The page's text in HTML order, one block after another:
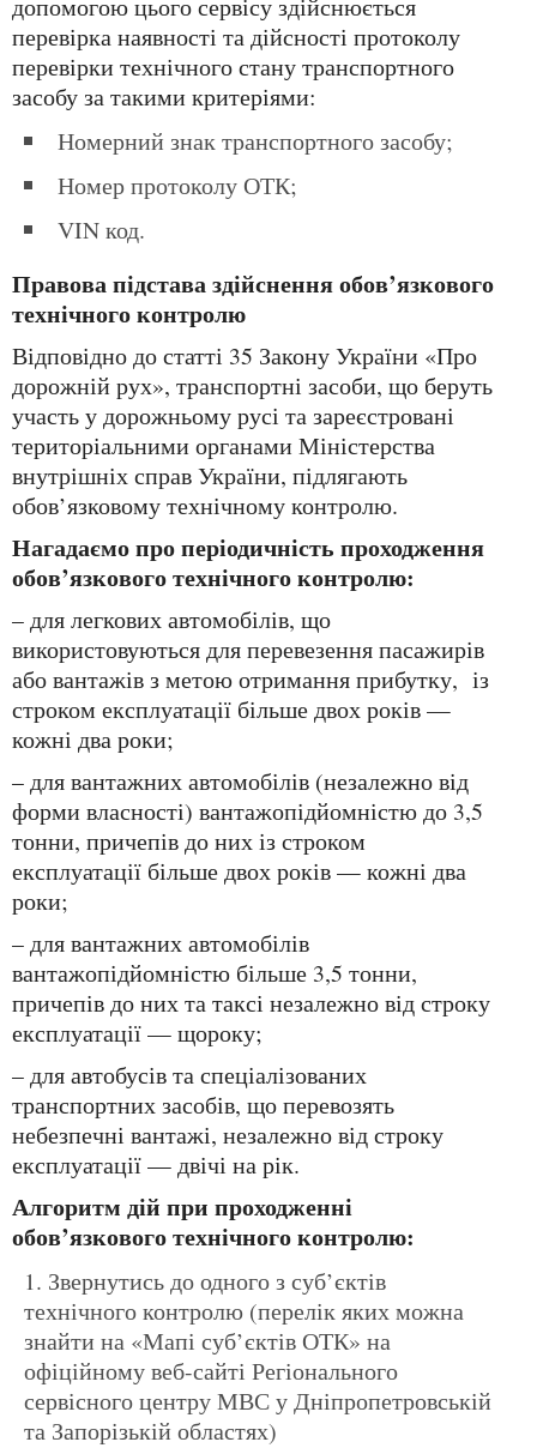
допомогою цього сервісу здійснюється
перевірка наявності та дійсності протоколу
перевірки технічного стану транспортного
засобу за такими критеріями:
номерний знак транспортного засобу;
номер протоколу ОТК;
VIN код.
Правова підстава здійснення обов’язкового
технічного контролю
Відповідно до статті 35 Закону України «Про
дорожній рух», транспортні засоби, що беруть
участь у дорожньому русі та зареєстровані
територіальними органами Міністерства
внутрішніх справ України, підлягають
обов’язковому технічному контролю.
Нагадаємо про періодичність проходження
обов’язкового технічного контролю:
– для легкових автомобілів, що
використовуються для перевезення пасажирів
або вантажів з метою отримання прибутку, із
строком експлуатації більше двох років —
кожні два роки;
– для вантажних автомобілів (незалежно від
форми власності) вантажопідйомністю до 3,5
тонни, причепів до них із строком
експлуатації більше двох років — кожні два
роки;
– для вантажних автомобілів
вантажопідйомністю більше 3,5 тонни,
причепів до них та таксі незалежно від строку
експлуатації — щороку;
– для автобусів та спеціалізованих
транспортних засобів, що перевозять
небезпечні вантажі, незалежно від строку
експлуатації — двічі на рік.
Алгоритм дій при проходженні
обов’язкового технічного контролю:
Звернутись до одного з суб’єктів
технічного контролю (перелік яких можна
знайти на «Мапі суб’єктів ОТК» на
офіційному веб-сайті Регіонального
сервісного центру МВС у Дніпропетровській
та Запорізькій областях)